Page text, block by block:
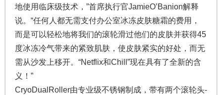
地使用临床级技术，”首席执行官JamieO’Banion解释
说。“任何人都无需支付办公室冰冻皮肤糖霜的费用，
而是可以轻松地将我们的滚轮滑过他们的皮肤并获得45
度冰冻冷气带来的紧致肌肤，使皮肤紧实的好处，而无
需从沙发上移开。“Netflix和Chill”现在具有了全新的含
义！”
CryoDualRoller由专业级不锈钢制成，带有两个滚轮头-